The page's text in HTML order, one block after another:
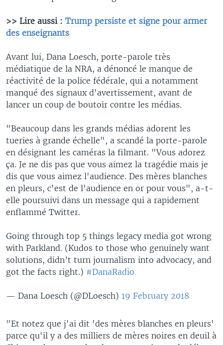
>> Lire aussi : Trump persiste et signe pour armer
des enseignants
Avant lui, Dana Loesch, porte-parole très
médiatique de la NRA, a dénoncé le manque de
réactivité de la police fédérale, qui a notamment
manqué des signaux d'avertissement, avant de
lancer un coup de boutoir contre les médias.
"Beaucoup dans les grands médias adorent les
tueries à grande échelle", a scandé la porte-parole
en désignant les caméras la filmant. "Vous adorez
ça. Je ne dis pas que vous aimez la tragédie mais je
dis que vous aimez l'audience. Des mères blanches
en pleurs, c'est de l'audience en or pour vous", a-t-
elle poursuivi dans un message qui a rapidement
enflammé Twitter.
Going through top 5 things legacy media got wrong
with Parkland. (Kudos to those who genuinely want
solutions, didn’t turn journalism into advocacy, and
got the facts right.) #DanaRadio
— Dana Loesch (@DLoesch) 19 February 2018
"Et notez que j'ai dit 'des mères blanches en pleurs'
parce qu'il y a des milliers de mères noires en deuil à